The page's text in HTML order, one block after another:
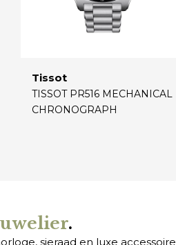
Tissot
TISSOT PR516 MECHANICAL
CHRONOGRAPH
.
, sieraad en luxe accessoire